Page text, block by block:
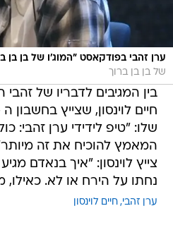
ערן זהבי בפודקאסט "המוג'ו של בן בן
של בן בן ברוך
בין המגיבים לדבריו של זהבי
שלו: "טיפ לידידי ערן זהבי:
המאמץ להוכיח את זה
צייץ לוינסון: "איך בנאדם
נחתו על הירח או לא.
ערן זהבי חיים לוינסון